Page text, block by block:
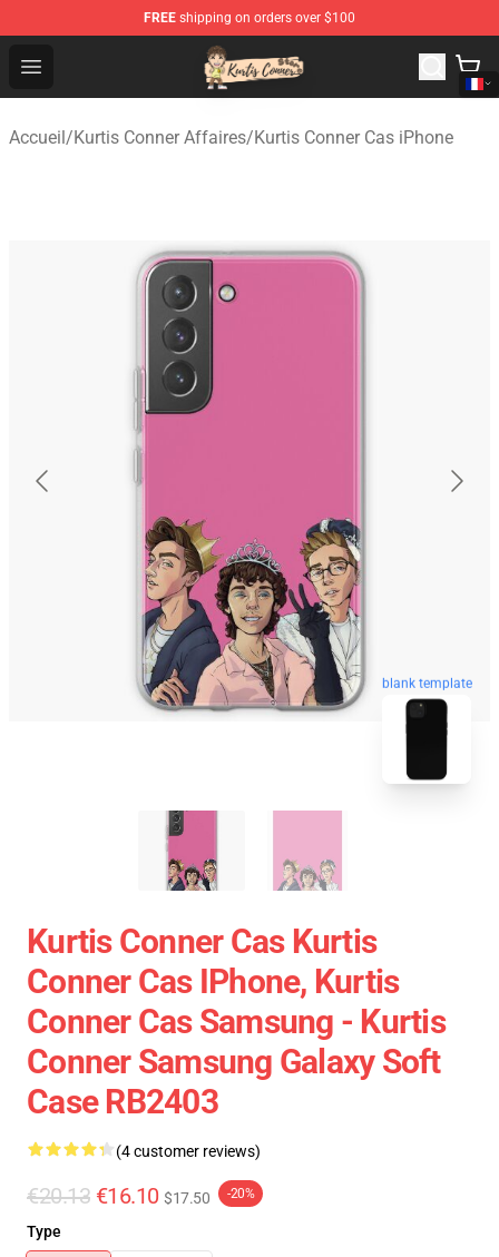
FREE shipping on orders over $100
Open menu
Kurtis Conner Store - Official Kurtis Conner Merchandise
Accueil/Kurtis Conner Affaires/Kurtis Conner Cas iPhone
blank template
Kurtis Conner Cas Kurtis
Conner Cas IPhone, Kurtis
Conner Cas Samsung - Kurtis
Conner Samsung Galaxy Soft
Case RB2403
(4 customer reviews)
€20.13 €16.10 $17.50 -20%
Type